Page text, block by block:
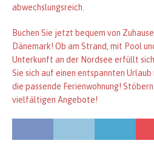
abwechslungsreich.
Buchen Sie jetzt bequem von
Dänemark! Ob am Strand, mit Pool
Unterkunft an der Nordsee erfüllt
Sie sich auf einen entspannten Urlaub
die passende Ferienwohnung!
vielfältigen Angebote!